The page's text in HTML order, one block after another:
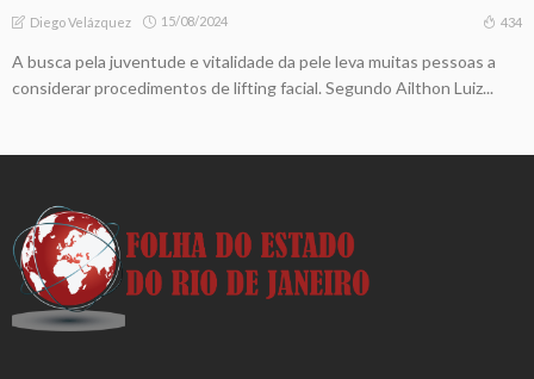
Diego Velázquez 15/08/2024 434
A busca pela juventude e vitalidade da pele leva muitas pessoas a
considerar procedimentos de lifting facial. Segundo Ailthon Luiz...